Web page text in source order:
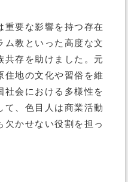
重要な影響を持つ存在
ム教といった高度な文
共存を助けました。元
住地の文化や習俗を維
社会における多様性を
て、色目人は商業活動
欠かせない役割を担っ